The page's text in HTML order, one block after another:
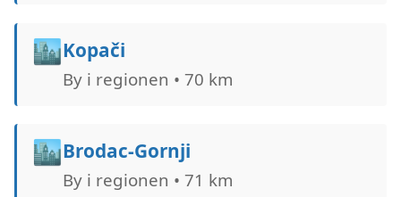
🏙️Kopači
By i regionen • 70 km
🏙️Brodac-Gornji
By i regionen • 71 km